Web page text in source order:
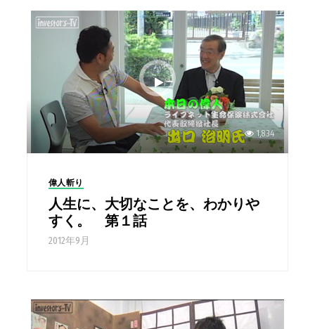
1,834
偉人斬り
人生に、大切なことを、わかりや
すく。 第１話
2012年9月